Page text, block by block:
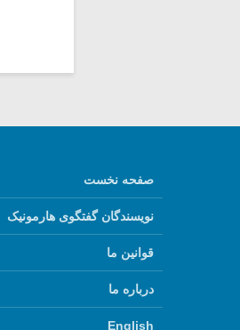
صفحه نخست
نویسندگان گفتگوی هارمونیک
قوانین ما
درباره ما
English